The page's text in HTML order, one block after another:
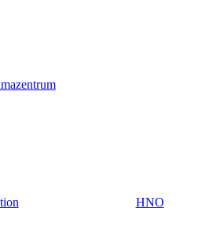
HNO